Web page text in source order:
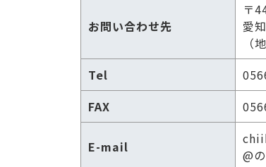
お問い合わせ先
〒
愛
（
Tel
FAX
E-mail
@